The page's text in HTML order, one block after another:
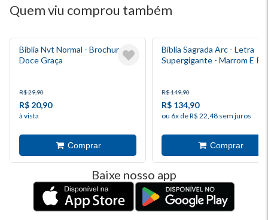
Quem viu comprou também
Bíblia Nvt Normal - Brochura -
Doce Graça
R$ 29,90
R$ 20,90
à vista
Bíblia Sagrada Arc - Letra
Supergigante - Marrom E
R$ 149,90
R$ 134,90
ou 6x de R$ 22,48 sem juros
Baixe nosso app